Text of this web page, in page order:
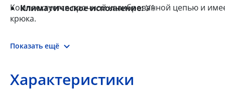
Климатическое исполнение:У1
Комплектуется прочной калиброванной цепью и
крюка.
Показать ещё
Характеристики